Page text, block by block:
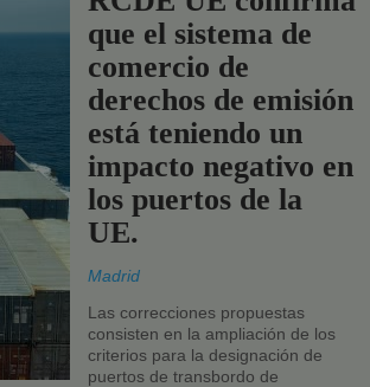
que el sistema de
comercio de
derechos de emisión
está teniendo un
impacto negativo en
los puertos de la
UE.
Madrid
Las correcciones propuestas
consisten en la ampliación de los
criterios para la designación de
puertos de transbordo de